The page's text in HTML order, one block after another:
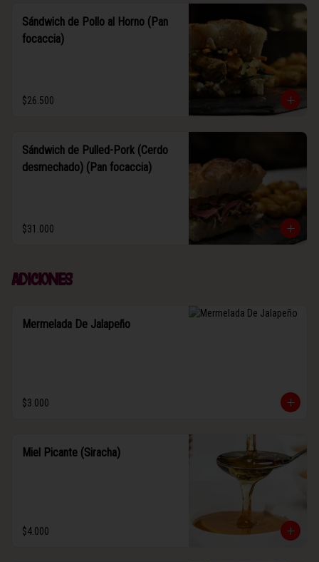
Sándwich de Pollo al Horno (Pan
focaccia)
$26.500
Sándwich de Pulled-Pork (Cerdo
desmechado) (Pan focaccia)
$31.000
Adiciones
Mermelada De Jalapeño
$3.000
Miel Picante (Siracha)
$4.000